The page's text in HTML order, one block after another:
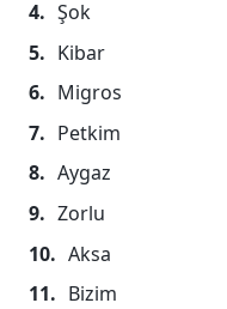
Şok
Kibar
Migros
Petkim
Aygaz
Zorlu
Aksa
Bizim